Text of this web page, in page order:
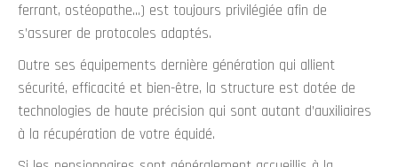
ferrant, ostéopathe…) est toujours privilégiée afin de
s’assurer de protocoles adaptés.
Outre ses équipements dernière génération qui allient
sécurité, efficacité et bien-être, la structure est dotée de
technologies de haute précision qui sont autant d’auxiliaires
à la récupération de votre équidé.